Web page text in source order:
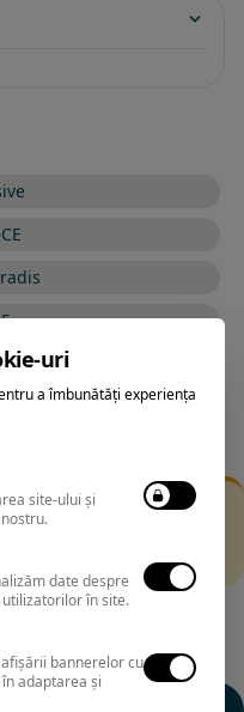
rezultat
uri
a îmbunătăți experiența
site-ului și
date despre
în site.
bannerelor cu
adaptarea și